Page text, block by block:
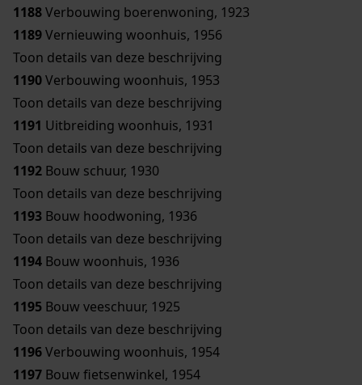
1188Verbouwing boerenwoning, 1923
1189Vernieuwing woonhuis, 1956
Toon details van deze beschrijving
1190Verbouwing woonhuis, 1953
Toon details van deze beschrijving
1191 Uitbreiding woonhuis, 1931
Toon details van deze beschrijving
1192 Bouw schuur, 1930
Toon details van deze beschrijving
1193 Bouw hoodwoning, 1936
Toon details van deze beschrijving
1194 Bouw woonhuis, 1936
Toon details van deze beschrijving
1195 Bouw veeschuur, 1925
Toon details van deze beschrijving
1196Verbouwing woonhuis, 1954
1197 Bouw fietsenwinkel, 1954